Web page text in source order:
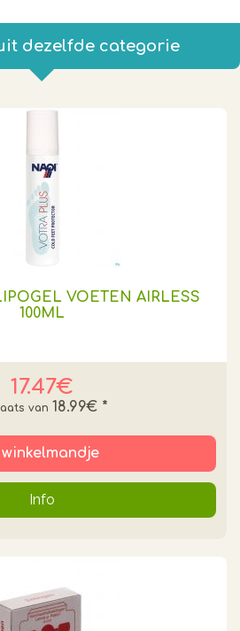
dezelfde categorie
VOETEN AIRLESS
100ML
17.47€
18.99€ *
winkelmandje
Info